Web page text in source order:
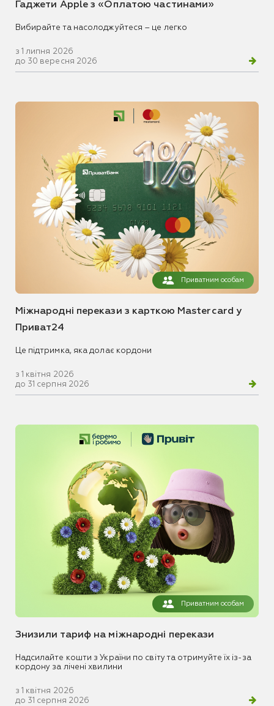
Гаджети Apple з «Оплатою частинами»
Вибирайте та насолоджуйтеся – це легко
з 1 липня 2026
до 30 вересня 2026
Приватним особам
Міжнародні перекази з карткою Mastercard у
Приват24
Це підтримка, яка долає кордони
з 1 квітня 2026
до 31 серпня 2026
Приватним особам
Знизили тариф на міжнародні перекази
Надсилайте кошти з України по світу та отримуйте їх із-за
кордону за лічені хвилини
з 1 квітня 2026
до 31 серпня 2026